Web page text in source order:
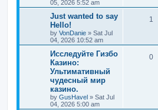
05, 2026 5:52 am
Just wanted to say
Hello!
by VonDanie » Sat Jul
04, 2026 10:52 am
1
Исследуйте Гизбо
Казино:
Ультимативный
чудесный мир
казино.
by GusHavel » Sat Jul
04, 2026 5:00 am
0